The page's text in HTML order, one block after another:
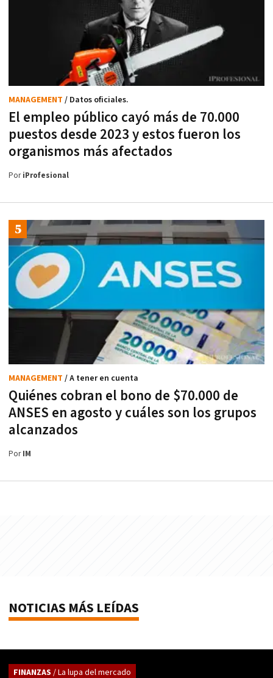
El empleo público cayó más de 70.000
puestos desde 2023 y estos fueron los
organismos más afectados
MANAGEMENT / Datos oficiales.
PoriProfesional
Quiénes cobran el bono de $70.000 de
ANSES en agosto y cuáles son los grupos
alcanzados
MANAGEMENT / A tener en cuenta
PorIM
NOTICIAS MÁS LEÍDAS
FINANZAS / La lupa del mercado